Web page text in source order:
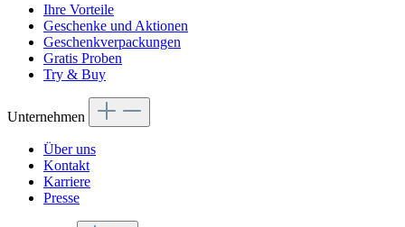
Ihre Vorteile
Geschenke und Aktionen
Geschenkverpackungen
Gratis Proben
Try & Buy
Unternehmen
Über uns
Kontakt
Karriere
Presse